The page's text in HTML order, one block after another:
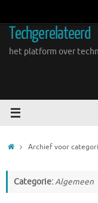
inhoud
Techgerelateerd
het platform over
HomeArchief voor
Categorie:Algemeen